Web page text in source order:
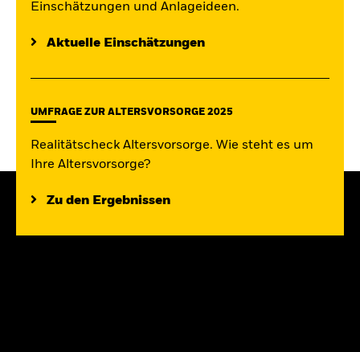
Einschätzungen und Anlageideen.
Aktuelle Einschätzungen
UMFRAGE ZUR ALTERSVORSORGE 2025
Realitätscheck Altersvorsorge. Wie steht es um
Ihre Altersvorsorge?
Zu den Ergebnissen